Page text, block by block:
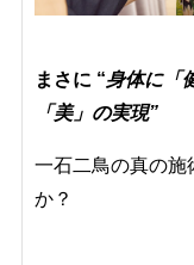
まさに “身体に「
「美」の実現”
一石二鳥の真の施
か？